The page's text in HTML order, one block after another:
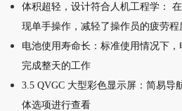
体积超轻，设计符合人机工程学：
现单手操作，减轻了操作员的疲劳程
电池使用寿命长：标准使用情况下
完成整天的工作
3.5 QVGC 大型彩色显示屏：简易导
体选项进行查看